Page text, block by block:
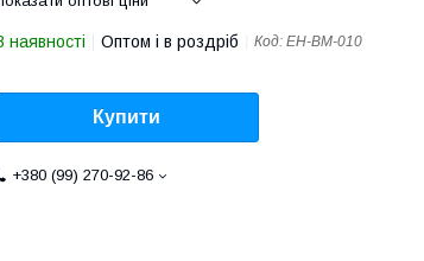
наявності Оптом і в роздріб Код: EH-BM-010
Купити
+380 (99) 270-92-86